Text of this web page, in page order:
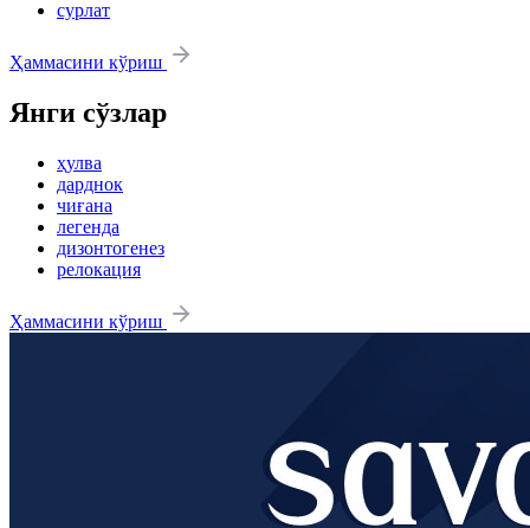
сурлат
Ҳаммасини кўриш
Янги сўзлар
ҳулва
дарднок
чиғана
легенда
дизонтогенез
релокация
Ҳаммасини кўриш